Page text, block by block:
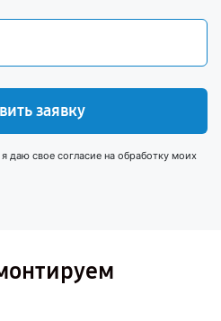
заявку
даю свое согласие на обработку моих